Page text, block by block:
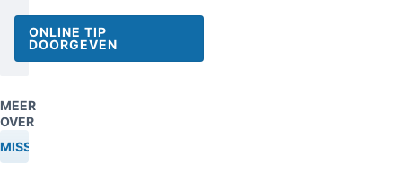
ONLINE TIP
DOORGEVEN
MEER
OVER